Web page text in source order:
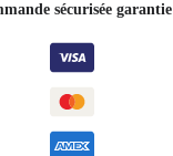
sécurisée garantie